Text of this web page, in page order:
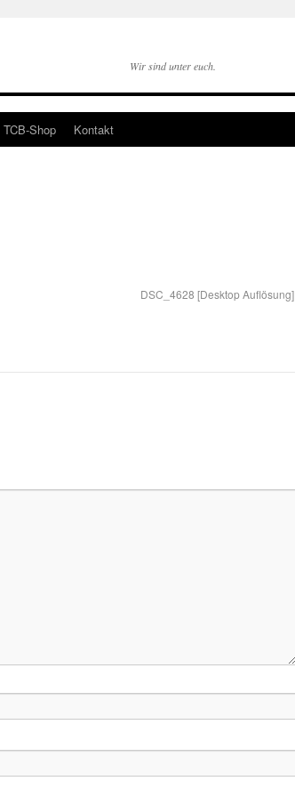
Wir sind unter euch.
TCB-Shop Kontakt
DSC_4628 [Desktop Auflösung]